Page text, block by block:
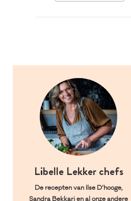
Libelle Lekker chefs
De recepten van Ilse D’hooge,
Sandra Bekkari en al onze andere